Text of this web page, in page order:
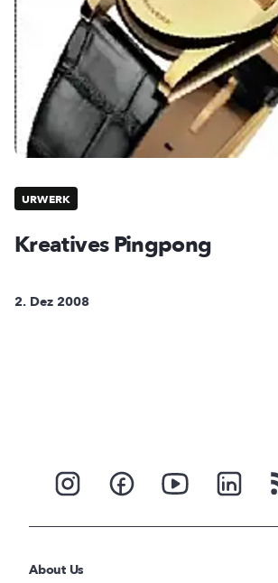
URWERK
Kreatives Pingpong
2. Dez 2008
About Us